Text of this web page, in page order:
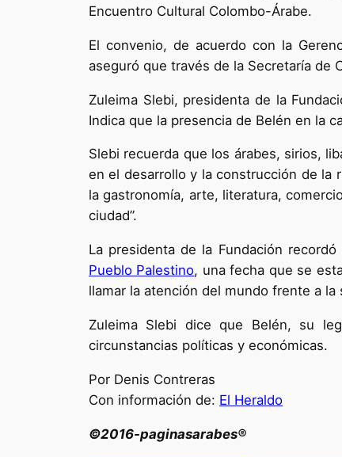
Encuentro Cultural Colombo-Árabe.
El convenio, de acuerdo con la
aseguró que través de la Secretaría de
Zuleima Slebi, presidenta de la
Indica que la presencia de Belén en la
Slebi recuerda que los árabes, sirios,
en el desarrollo y la construcción de la
la gastronomía, arte, literatura,
ciudad”.
La presidenta de la Fundación
Pueblo Palestino, una fecha que se
llamar la atención del mundo frente a
Zuleima Slebi dice que Belén, su
circunstancias políticas y económicas.
Por Denis Contreras
Con información de: El Heraldo
©2016-paginasarabes®